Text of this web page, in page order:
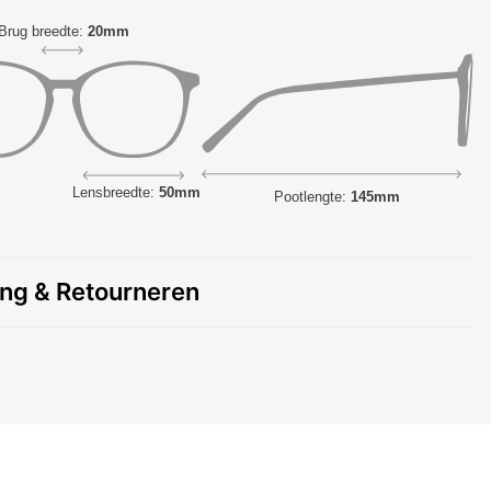
Brug breedte: 20mm
Lensbreedte: 50mm Pootlengte: 145mm
& Retourneren